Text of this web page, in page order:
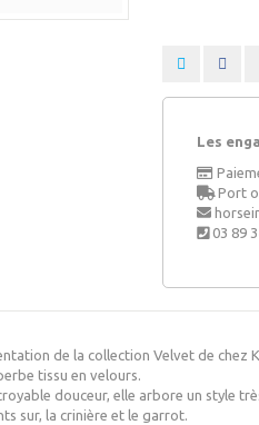
Les
Port
03 89
de la collection Velvet de chez
tissu en velours.
douceur, elle arbore un style
sur, la crinière et le garrot.